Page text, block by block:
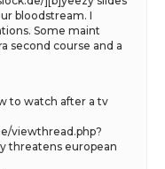
bloodstream. I
Some maint
second course and a
to watch after a tv
viewthread.php?
threatens european